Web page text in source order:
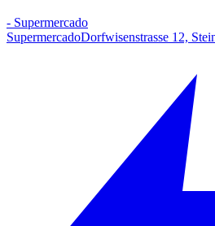
- Supermercado
SupermercadoDorfwisenstrasse 12,